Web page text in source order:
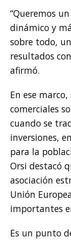
“Queremos
dinámico y
sobre todo,
resultados
afirmó.
En ese
comerciales
cuando se
inversiones,
para la
Orsi destacó
asociación
Unión
importantes
Es un punto